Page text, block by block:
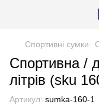
Спортивні сумки
Спортивна /
літрів (sku
Артикул: sumka-160-1